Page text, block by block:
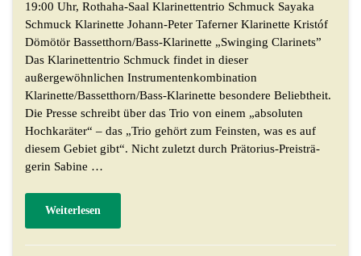
19:00 Uhr, Rothaha-Saal Klarinettentrio Schmuck Sayaka
Schmuck Klarinette Johann-Peter Taferner Klarinette Kristóf
Dömötör Bassetthorn/Bass-Klarinette „Swinging Clarinets”
Das Klarinettentrio Schmuck findet in dieser
außergewöhnlichen Instrumentenkombination
Klarinette/Bassetthorn/Bass-Klarinette besondere Beliebtheit.
Die Presse schreibt über das Trio von einem „absoluten
Hochkaräter“ – das „Trio gehört zum Feinsten, was es auf
diesem Gebiet gibt“. Nicht zuletzt durch Prätorius-Preisträ-
gerin Sabine …
Weiterlesen